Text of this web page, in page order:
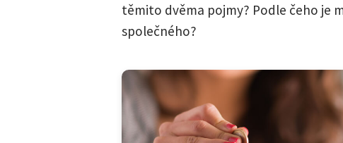
těmito dvěma pojmy? Podle čeho je
společného?